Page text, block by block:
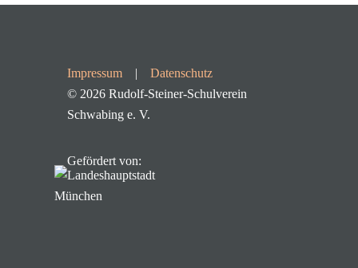
Impressum |
Datenschutz
© 2026 Rudolf-Steiner-Schulverein
Schwabing e. V.
Gefördert von: